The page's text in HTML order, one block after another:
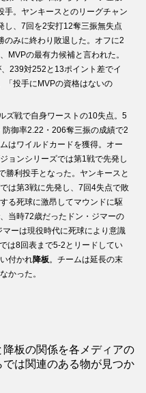
手。ヤンキースとのリーグチャン
し、7回を2安打12奪三振無失点
のみに終わり敗退した。オフに2
MVPの最有力候補と言われた。
239対252と13ポイント差でイ
「投手にMVPの資格はないの
ズ戦で自身ワーストの10失点。5
御率2.22・206奪三振の成績で2
はワイルドカードを獲得。オー
ョンシリーズでは第1戦で先発し
勝利投手となった。ヤンキースと
は第3戦に先発し、7回4失点で敗
る死球に激昂してマウンドに駆
当時72歳だったドン・ジマーの
ーは現役時代に死球により意識
は8回表まで5-2とリードしてい
付かれ降板。チームは延長の末
かった。
板の関係を各メディアの
は関連のある物が見つか